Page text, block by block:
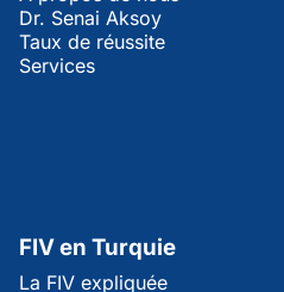
Dr. Senai Aksoy
Taux de réussite
Services
FIV en Turquie
La FIV expliquée